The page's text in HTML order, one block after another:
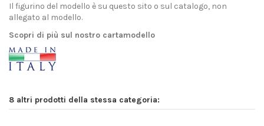
Il figurino del modello è su questo sito o sul catalogo, non
allegato al modello.
Scopri di più sul nostro cartamodello
8 altri prodotti della stessa categoria: